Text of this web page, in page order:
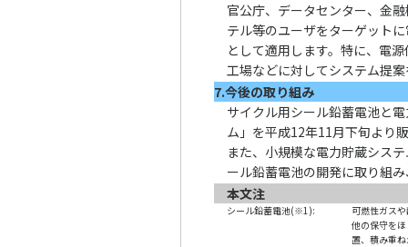
官公庁、データセンター、金
テル等のユーザをターゲット
として適用します。特に、電
工場などに対してシステム提
7.今後の取り組み
サイクル用シール鉛蓄電池と
ム」を平成12年11月下旬より
また、小規模な電力貯蔵シス
ール鉛蓄電池の開発に取り組
本文注
シール鉛蓄電池(※1):
可燃性ガス
他の保守を
置、積み重